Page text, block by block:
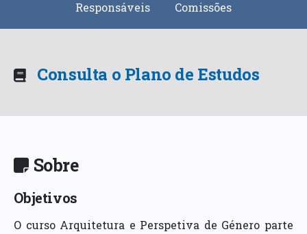
Responsáveis
Comissões
Consulta o Plano de Estudos
Sobre
Objetivos
O curso Arquitetura e Perspetiva de Género parte